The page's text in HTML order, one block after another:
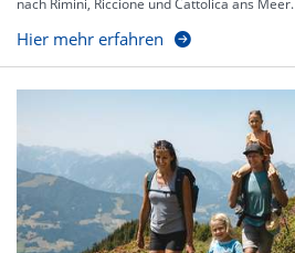
nach Rimini, Riccione und Cattolica ans Meer.
Hier mehr erfahren